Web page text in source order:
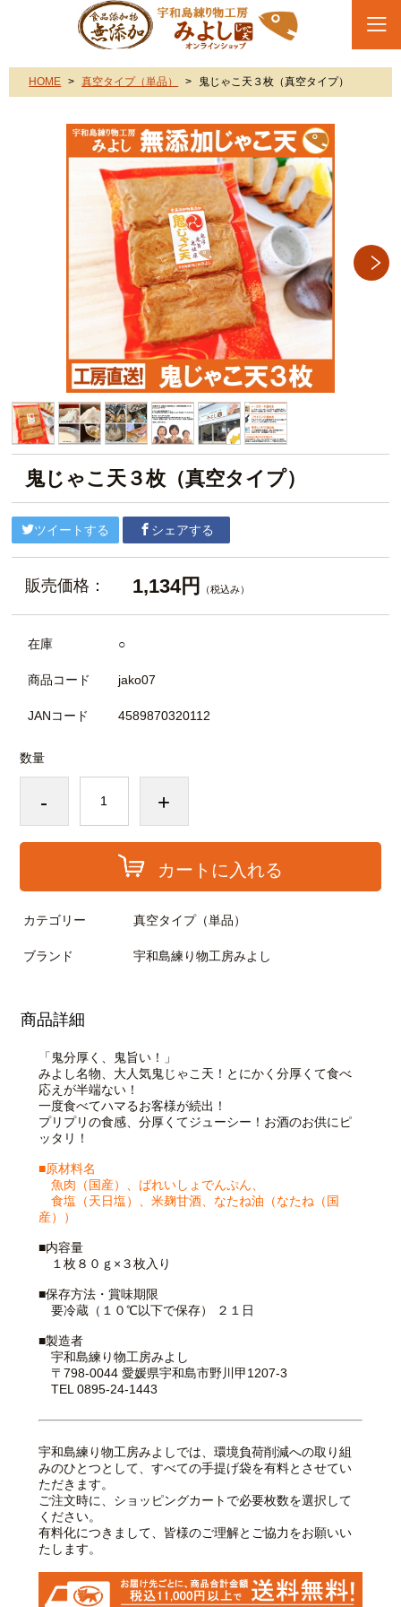
HOME 真空タイプ（単品） 鬼じゃこ天３枚（真空タイプ）
鬼じゃこ天３枚（真空タイプ）
ツイートする シェアする
販売価格： 1,134円 （税込み）
在庫 ○
商品コード jako07
JANコード 4589870320112
数量
- +
カートに入れる
カテゴリー 真空タイプ（単品）
ブランド 宇和島練り物工房みよし
商品詳細
「鬼分厚く、鬼旨い！」
みよし名物、大人気鬼じゃこ天！とにかく分厚くて食べ
応えが半端ない！
一度食べてハマるお客様が続出！
プリプリの食感、分厚くてジューシー！お酒のお供にピ
ッタリ！
■原材料名
魚肉（国産）、ばれいしょでんぷん、
食塩（天日塩）、米麹甘酒、なたね油（なたね（国
産））
■内容量
１枚８０ｇ×３枚入り
■保存方法・賞味期限
要冷蔵（１０℃以下で保存） ２１日
■製造者
宇和島練り物工房みよし
〒798-0044 愛媛県宇和島市野川甲1207-3
TEL 0895-24-1443
宇和島練り物工房みよしでは、環境負荷削減への取り組
みのひとつとして、すべての手提げ袋を有料とさせてい
ただきます。
ご注文時に、ショッピングカートで必要枚数を選択して
ください。
有料化につきまして、皆様のご理解とご協力をお願いい
たします。